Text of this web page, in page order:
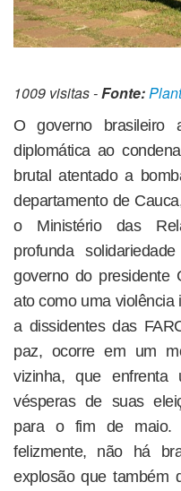
1009 visitas -Fonte:
O governo brasileiro
diplomática ao
brutal atentado a
departamento de
o Ministério das
profunda
governo do presidente
ato como uma violência
a dissidentes das
paz, ocorre em um
vizinha, que
vésperas de suas
para o fim de maio.
felizmente, não há
explosão que também